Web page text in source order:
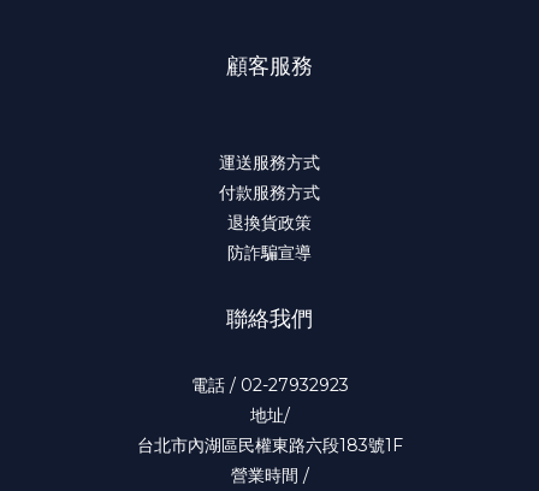
顧客服務
運送服務方式
付款服務方式
退換貨政策
防詐騙宣導
聯絡我們
電話 / 02-27932923
地址/
台北市內湖區民權東路六段183號1F
營業時間 /